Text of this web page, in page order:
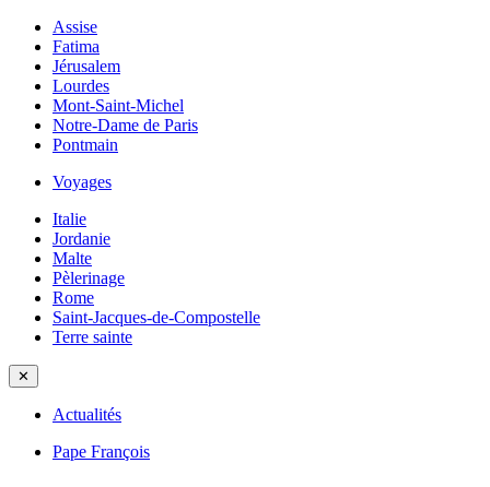
Assise
Fatima
Jérusalem
Lourdes
Mont-Saint-Michel
Notre-Dame de Paris
Pontmain
Voyages
Italie
Jordanie
Malte
Pèlerinage
Rome
Saint-Jacques-de-Compostelle
Terre sainte
✕
Actualités
Pape François